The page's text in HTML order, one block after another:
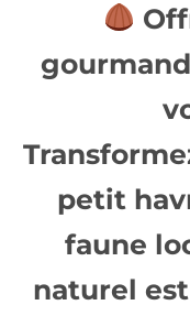
petit
faune
naturel